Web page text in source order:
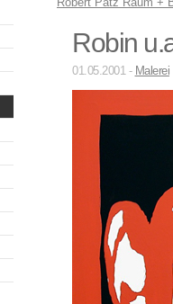
Robin
01.05.2001 - Malerei